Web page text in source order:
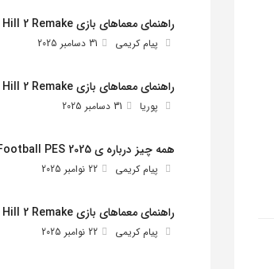
راهنمای معماهای بازی Silent Hill 2 Remake
پیام کریمی 31 دسامبر 2025
راهنمای معماهای بازی Silent Hill 2 Remake
پوریا 31 دسامبر 2025
همه چیز درباره ی EFootball PES 2025
پیام کریمی 22 نوامبر 2025
راهنمای معماهای بازی Silent Hill 2 Remake
پیام کریمی 22 نوامبر 2025